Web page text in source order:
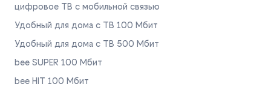
цифровое ТВ с мобильной связью
Удобный для дома с ТВ 100 Мбит
Удобный для дома с ТВ 500 Мбит
bee SUPER 100 Мбит
bee HIT 100 Мбит